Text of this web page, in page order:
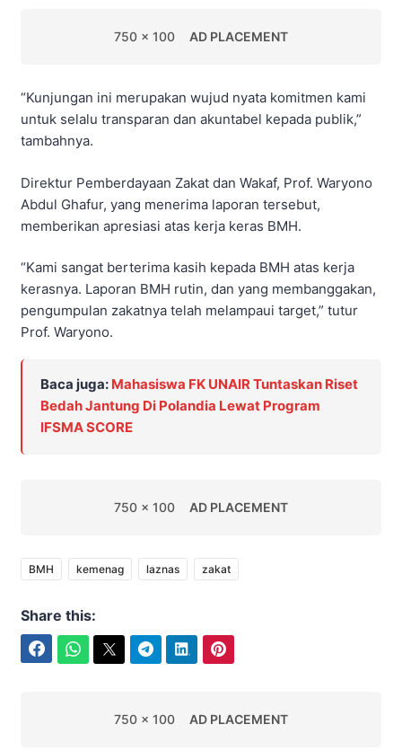
750 x 100 AD PLACEMENT
“Kunjungan ini merupakan wujud nyata komitmen kami
untuk selalu transparan dan akuntabel kepada publik,”
tambahnya.
Direktur Pemberdayaan Zakat dan Wakaf, Prof. Waryono
Abdul Ghafur, yang menerima laporan tersebut,
memberikan apresiasi atas kerja keras BMH.
“Kami sangat berterima kasih kepada BMH atas kerja
kerasnya. Laporan BMH rutin, dan yang membanggakan,
pengumpulan zakatnya telah melampaui target,” tutur
Prof. Waryono.
Baca juga: Mahasiswa FK UNAIR Tuntaskan Riset
Bedah Jantung Di Polandia Lewat Program
IFSMA SCORE
750 x 100 AD PLACEMENT
BMH kemenag laznas zakat
Share this:
750 x 100 AD PLACEMENT